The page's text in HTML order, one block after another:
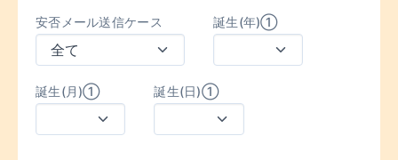
安否メール送信ケース 誕生(年)①
誕生(月)① 誕生(日)①